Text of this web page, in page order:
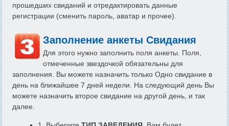
прошедших свиданий и отредактировать данные
регистрации (сменить пароль, аватар и прочее).
Заполнение анкеты Свидания
Для этого нужно заполнить поля анкеты. Поля,
отмеченные звездочкой обязательны для
заполнения. Вы можете назначить только Одно свидание в
день на ближайшее 7 дней недели. На следующий день Вы
можете назначить второе свидание на другой день, и так
далее.